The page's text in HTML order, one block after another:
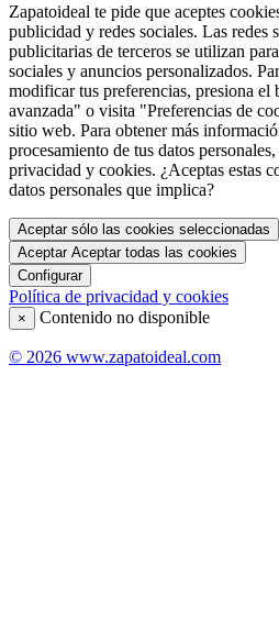
Zapatoideal te pide que aceptes
publicidad y redes sociales. Las redes
publicitarias de terceros se utilizan
sociales y anuncios personalizados.
modificar tus preferencias, presiona
avanzada" o visita "Preferencias de
sitio web. Para obtener más
procesamiento de tus datos
privacidad y cookies. ¿Aceptas estas
datos personales que implica?
Aceptar sólo las cookies seleccionadas
Aceptar Aceptar todas las cookies
Configurar
Política de privacidad y cookies
× Contenido no disponible
© 2026 www.zapatoideal.com